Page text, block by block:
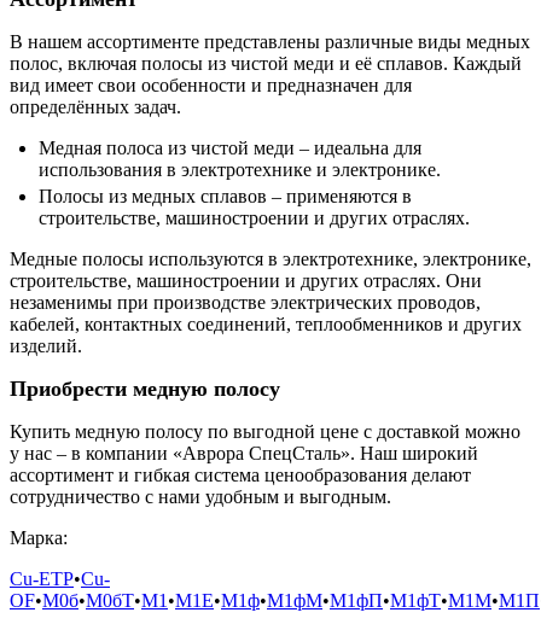
В нашем ассортименте представлены различные виды медных
полос, включая полосы из чистой меди и её сплавов. Каждый
вид имеет свои особенности и предназначен для
определённых задач.
Медная полоса из чистой меди – идеальна для
использования в электротехнике и электронике.
Полосы из медных сплавов – применяются в
строительстве, машиностроении и других отраслях.
Медные полосы используются в электротехнике, электронике,
строительстве, машиностроении и других отраслях. Они
незаменимы при производстве электрических проводов,
кабелей, контактных соединений, теплообменников и других
изделий.
Приобрести медную полосу
Купить медную полосу по выгодной цене с доставкой можно
у нас – в компании «Аврора СпецСталь». Наш широкий
ассортимент и гибкая система ценообразования делают
сотрудничество с нами удобным и выгодным.
Марка:
Cu-ETP•Cu-
OF•М0б•М0бТ•М1•М1Е•М1ф•М1фМ•М1фП•М1фТ•М1М•М1П